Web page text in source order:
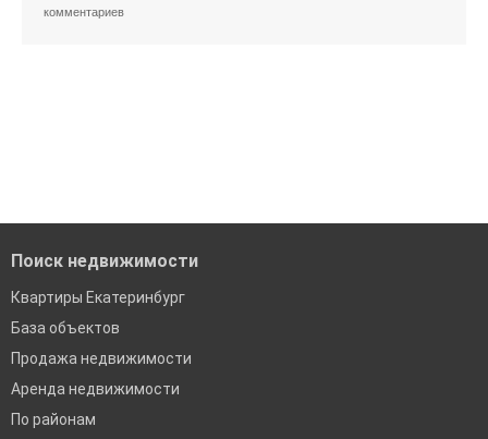
комментариев
Поиск недвижимости
Квартиры Екатеринбург
База объектов
Продажа недвижимости
Аренда недвижимости
По районам